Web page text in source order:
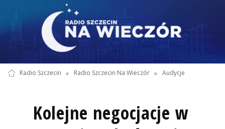
Radio Szczecin » Radio Szczecin Na Wieczór » Audycje
Kolejne negocjacje w